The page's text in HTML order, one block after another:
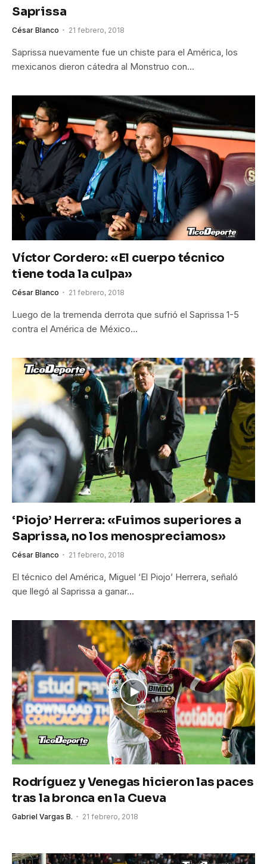
Saprissa
César Blanco 21 febrero, 2018
Saprissa nuevamente fue un chiste para el América, los
mexicanos dieron cátedra al Monstruo con…
Víctor Cordero: «El cuerpo técnico
tiene toda la culpa»
César Blanco 21 febrero, 2018
Luego de la tremenda derrota que sufrió el Saprissa 1-5
contra el América de México…
‘Piojo’ Herrera: «Fuimos superiores a
Saprissa, no los menospreciamos»
César Blanco 21 febrero, 2018
El técnico del América, Miguel ‘El Piojo’ Herrera, señaló
que llegó al Saprissa a ganar…
Rodríguez y Venegas hicieron las paces
tras la bronca en la Cueva
Gabriel Vargas B. 21 febrero, 2018